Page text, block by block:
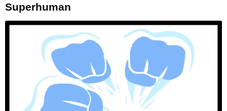
Superhuman